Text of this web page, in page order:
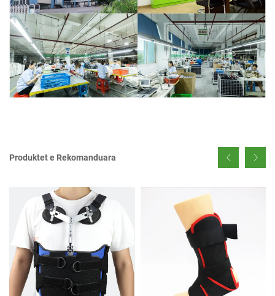
Produktet e Rekomanduara